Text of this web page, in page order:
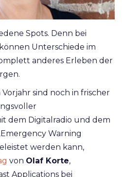
Spots. Denn bei
Unterschiede im
anderes Erleben der
sind noch in frischer
dem Digitalradio und dem
Warning
werden kann,
von Olaf Korte,
Applications bei